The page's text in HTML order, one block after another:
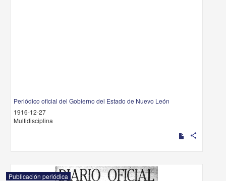
Periódico oficial del Gobierno del Estado de Nuevo León
1916-12-27
Multidisciplina
share
Publicación periódica